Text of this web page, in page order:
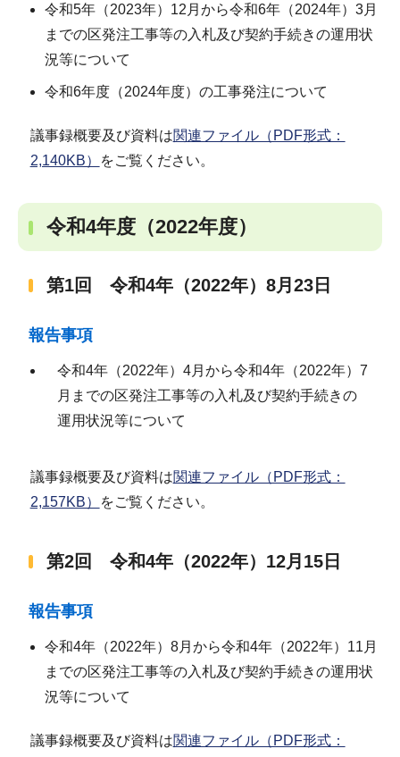
令和5年（2023年）12月から令和6年（2024年）3月
までの区発注工事等の入札及び契約手続きの運用状
況等について
令和6年度（2024年度）の工事発注について
議事録概要及び資料は関連ファイル（PDF形式：
2,140KB）
をご覧ください。
令和4年度（2022年度）
第1回 令和4年（2022年）8月23日
報告事項
令和4年（2022年）4月から令和4年（2022年）7
月までの区発注工事等の入札及び契約手続きの
運用状況等について
議事録概要及び資料は関連ファイル（PDF形式：
2,157KB）
をご覧ください。
第2回 令和4年（2022年）12月15日
報告事項
令和4年（2022年）8月から令和4年（2022年）11月
までの区発注工事等の入札及び契約手続きの運用状
況等について
議事録概要及び資料は関連ファイル（PDF形式：